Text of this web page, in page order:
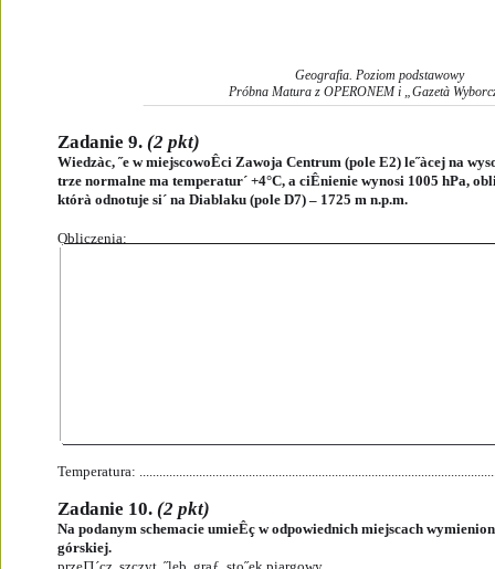
Geografia. Poziom podstawowy
Próbna Matura z OPERONEM i „Gazetà
Zadanie 9. (2 pkt)
Wiedzàc, ˝e w miejscowoÊci Zawoja Centrum (pole E2) le˝àcej na
trze normalne ma temperatur´ +4°C, a ciÊnienie wynosi 1005 hPa,
którà odnotuje si´ na Diablaku (pole D7) – 1725 m n.p.m.
Obliczenia:
Temperatura:
Zadanie 10. (2 pkt)
Na podanym schemacie umieÊç w odpowiednich miejscach
górskiej.